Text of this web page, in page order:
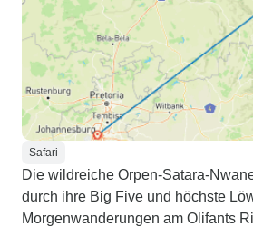
Safari
Die wildreiche Orpen-Satara-
durch ihre Big Five und höchste
Morgenwanderungen am Olifants